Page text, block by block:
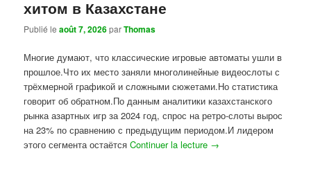
хитом в Казахстане
Publié leaoût 7, 2026parThomas
Многие думают, что классические игровые автоматы ушли в
прошлое.Что их место заняли многолинейные видеослоты с
трёхмерной графикой и сложными сюжетами.Но статистика
говорит об обратном.По данным аналитики казахстанского
рынка азартных игр за 2024 год, спрос на ретро-слоты вырос
на 23% по сравнению с предыдущим периодом.И лидером
этого сегмента остаётсяContinuer la lecture →